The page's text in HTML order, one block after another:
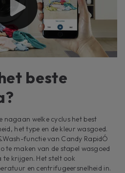
beste
nagaan welke cyclus het best
het type en de kleur wasgoed.
functie van Candy RapidÓ
te maken van de stapel wasgoed
krijgen. Het stelt ook
en centrifugeersnelheid in.